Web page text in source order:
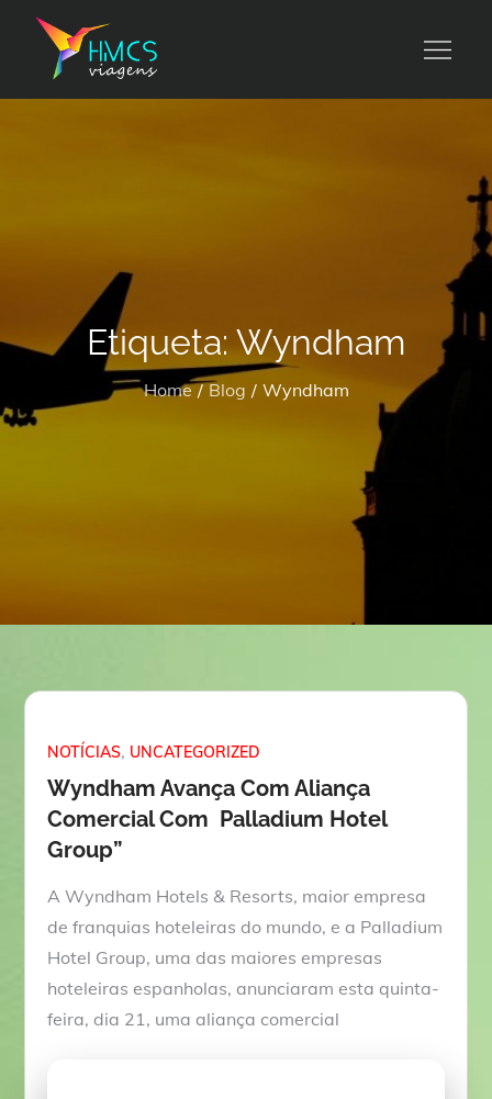
content
Etiqueta: Wyndham
Home Blog Wyndham
NOTÍCIAS UNCATEGORIZED
Wyndham Avança Com Aliança
Comercial Com Palladium Hotel
Group”
A Wyndham Hotels & Resorts, maior empresa
de franquias hoteleiras do mundo, e a Palladium
Hotel Group, uma das maiores empresas
hoteleiras espanholas, anunciaram esta quinta-
feira, dia 21, uma aliança comercial